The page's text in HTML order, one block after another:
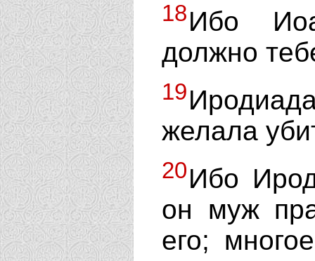
18Ибо
должно
19
желала
20Ибо
он муж
его;